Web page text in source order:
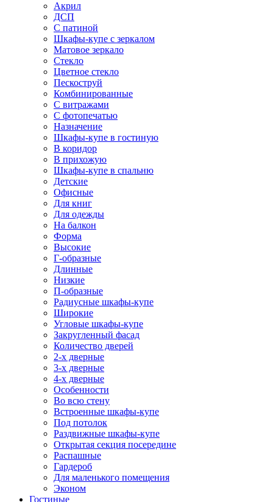
Акрил
ДСП
С патиной
Шкафы-купе с зеркалом
Матовое зеркало
Стекло
Цветное стекло
Пескоструй
Комбинированные
С витражами
С фотопечатью
Назначение
Шкафы-купе в гостиную
В коридор
В прихожую
Шкафы-купе в спальню
Детские
Офисные
Для книг
Для одежды
На балкон
Форма
Высокие
Г-образные
Длинные
Низкие
П-образные
Радиусные шкафы-купе
Широкие
Угловые шкафы-купе
Закругленный фасад
Количество дверей
2-х дверные
3-х дверные
4-х дверные
Особенности
Во всю стену
Встроенные шкафы-купе
Под потолок
Раздвижные шкафы-купе
Открытая секция посередине
Распашные
Гардероб
Для маленького помещения
Эконом
Гостиные